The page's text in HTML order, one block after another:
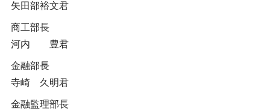
矢田部裕文君
商工部長
河内 豊君
金融部長
寺崎 久明君
金融監理部長